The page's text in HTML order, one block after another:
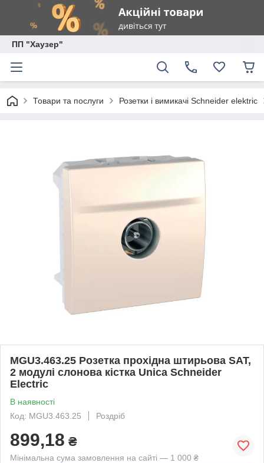
ПП "Хаузер"
Товари та послуги Розетки і вимикачі Schneider elektric
MGU3.463.25 Розетка прохідна штирьова SAT,
2 модулі слонова кістка Unica Schneider
Electric
В наявності
Код: MGU3.463.25
Роздріб
899,18 ₴
Мінімальна сума замовлення на сайті — 1 000 ₴